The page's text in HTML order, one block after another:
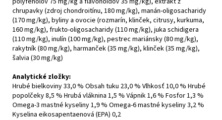
chrupavky (zdroj chondroitínu, 180 mg/kg), manán-oligosacharidy
(170 mg/kg), byliny a ovocie (rozmarín, klinček, citrusy, kurkuma,
160 mg/kg), frukto-oligosacharidy (110 mg/kg), juka schidigera
(110 mg/kg), inulín (100 mg/kg), pestrec mariánsky (80 mg/kg),
rakytník (80 mg/kg), harmanček (35 mg/kg), klinček (35 mg/kg),
šalvia (30 mg/kg)
Analytické zložky:
Hrubé bielkoviny 33,0 % Obsah tuku 23,0 % Vlhkosť 10,0 % Hrubé
popolčeky 8,5 % Hrubá vláknina 1,5 % Vápnik 1,6 % Fosfor 1,3 %
Omega-3 mastné kyseliny 1,9 % Omega-6 mastné kyseliny 3,2 %
Kyselina eikosapentaenová (EPA) 0,2